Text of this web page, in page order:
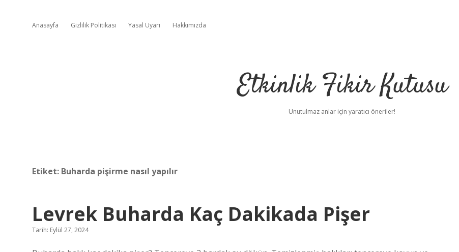
Anasayfa Gizlilik Politikası Yasal Uyarı Hakkımızda
Etkinlik Fikir Kutusu
Unutulmaz anlar için yaratıcı öneriler!
Etiket: Buharda pişirme nasıl yapılır
Levrek Buharda Kaç Dakikada Pişer
Tarih: Eylül 27, 2024